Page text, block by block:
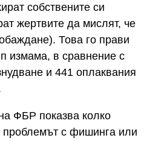
собствените си
жертвите да мислят, че
Това го прави
измама, в сравнение с
и 441 оплаквания
ФБР показва колко
проблемът с фишинга или